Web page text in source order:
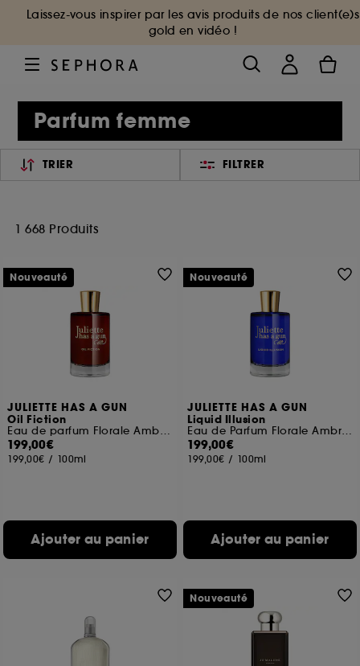
Laissez-vous inspirer par les avis produits de nos client(e)s
gold en vidéo !
Parfum femme
TRIER FILTRER
1 668 Produits
JULIETTE HAS A GUN
Oil Fiction
Eau de parfum Florale Ambrée
199,00€
199,00€ / 100ml
Ajouter au panier
Nouveauté
JULIETTE HAS A GUN
Liquid Illusion
Eau de Parfum Florale Ambrée
199,00€
199,00€ / 100ml
Ajouter au panier
Nouveauté
Nouveauté